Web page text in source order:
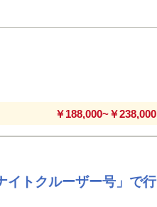
￥188,000~￥238,000
イトクルーザー号」で行